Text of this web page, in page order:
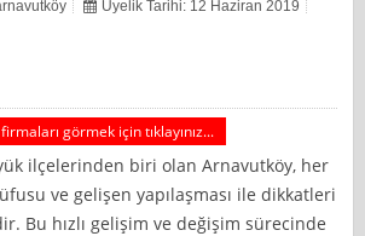
Üyelik Tarihi: 12 Haziran 2019
görmek için tıklayınız...
ilçelerinden biri olan Arnavutköy, her
ve gelişen yapılaşması ile dikkatleri
Bu hızlı gelişim ve değişim sürecinde